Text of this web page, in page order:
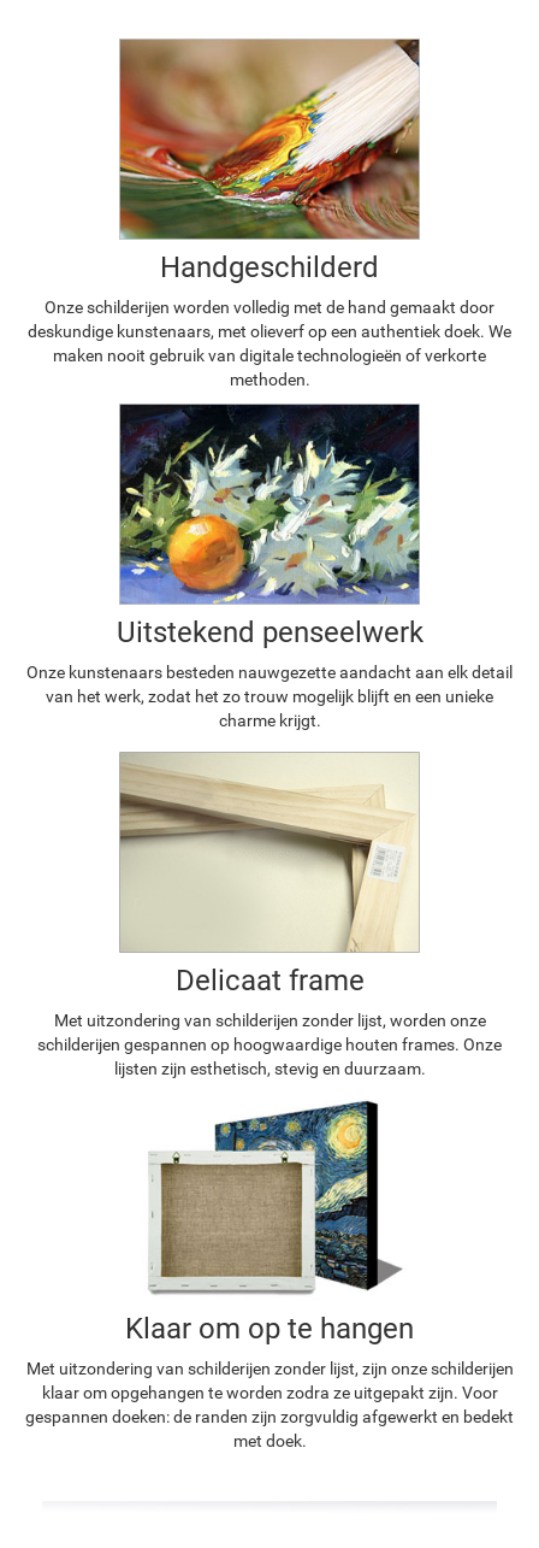
Handgeschilderd
Onze schilderijen worden volledig met de hand gemaakt door
deskundige kunstenaars, met olieverf op een authentiek doek. We
maken nooit gebruik van digitale technologieën of verkorte
methoden.
Uitstekend penseelwerk
Onze kunstenaars besteden nauwgezette aandacht aan elk detail
van het werk, zodat het zo trouw mogelijk blijft en een unieke
charme krijgt.
Delicaat frame
Met uitzondering van schilderijen zonder lijst, worden onze
schilderijen gespannen op hoogwaardige houten frames. Onze
lijsten zijn esthetisch, stevig en duurzaam.
Klaar om op te hangen
Met uitzondering van schilderijen zonder lijst, zijn onze schilderijen
klaar om opgehangen te worden zodra ze uitgepakt zijn. Voor
gespannen doeken: de randen zijn zorgvuldig afgewerkt en bedekt
met doek.